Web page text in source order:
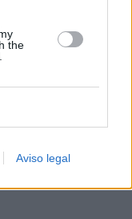
the
Aviso legal